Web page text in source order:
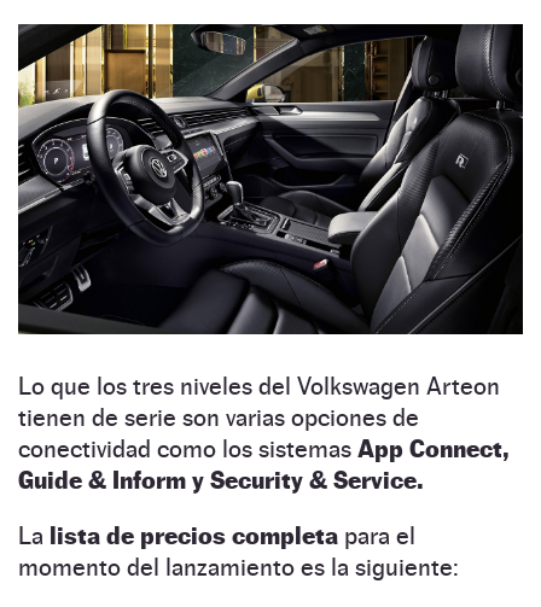
Lo que los tres niveles del Volkswagen Arteon
tienen de serie son varias opciones de
conectividad como los sistemas App Connect,
Guide & Inform y Security & Service.
La lista de precios completa para el
momento del lanzamiento es la siguiente: